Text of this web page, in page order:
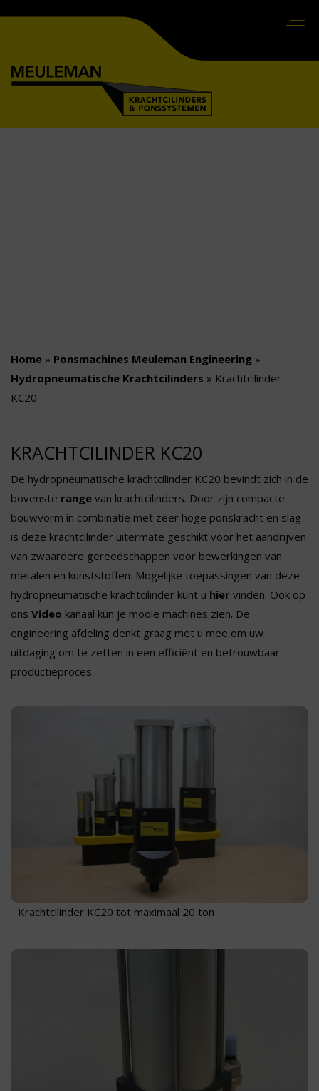
Home » Ponsmachines Meuleman Engineering »
Hydropneumatische Krachtcilinders » Krachtcilinder
KC20
KRACHTCILINDER KC20
De hydropneumatische krachtcilinder KC20 bevindt zich in de
bovenste range van krachtcilinders. Door zijn compacte
bouwvorm in combinatie met zeer hoge ponskracht en slag
is deze krachtcilinder uitermate geschikt voor het aandrijven
van zwaardere gereedschappen voor bewerkingen van
metalen en kunststoffen. Mogelijke toepassingen van deze
hydropneumatische krachtcilinder kunt u hier vinden. Ook op
ons Video kanaal kun je mooie machines zien. De
engineering afdeling denkt graag met u mee om uw
uitdaging om te zetten in een efficiënt en betrouwbaar
productieproces.
Krachtcilinder KC20 tot maximaal 20 ton